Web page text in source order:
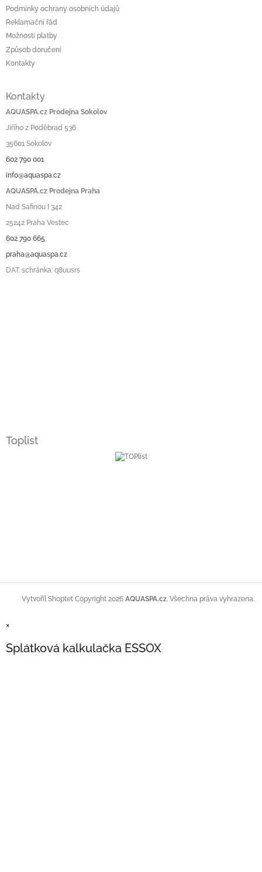
Podmínky ochrany osobních údajů
Reklamační řád
Možnosti platby
Způsob doručení
Kontakty
Kontakty
AQUASPA.cz Prodejna Sokolov
Jiřího z Poděbrad 536
35601 Sokolov
602 790 001
info@aquaspa.cz
AQUASPA.cz Prodejna Praha
Nad Safinou I 342
25242 Praha Vestec
602 790 665
praha@aquaspa.cz
DAT. schránka: q8uusrs
Toplist
Vytvořil Shoptet Copyright 2026 AQUASPA.cz. Všechna práva vyhrazena.
×
Splátková kalkulačka ESSOX